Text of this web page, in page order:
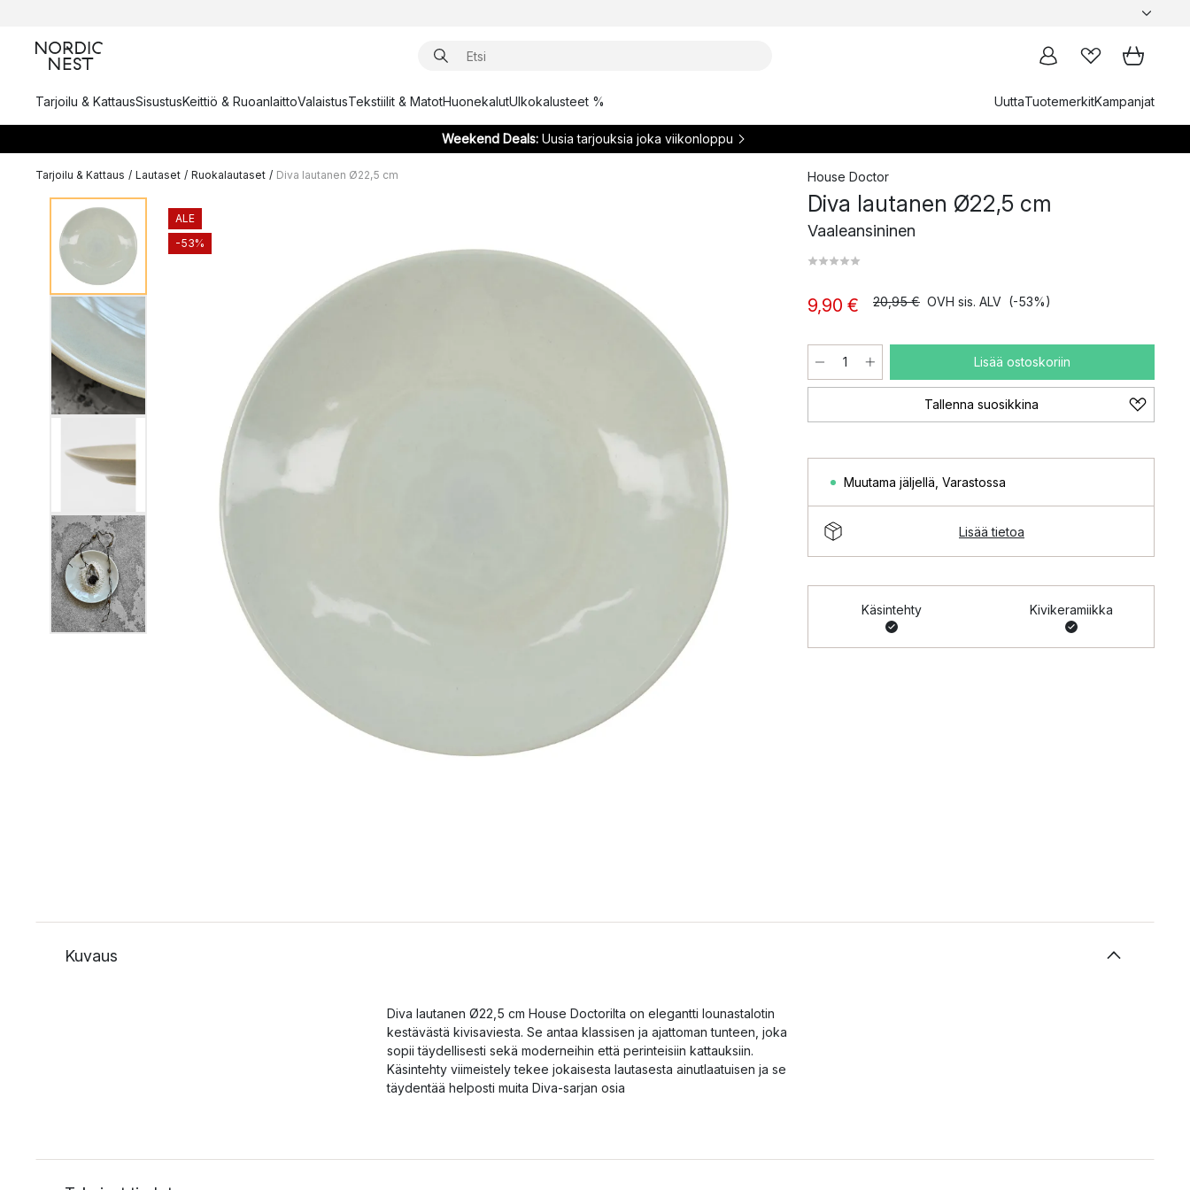
Tarjoilu & KattausSisustusKeittiö & RuoanlaittoValaistusTekstiilit & MatotHuonekalutUlkokalusteet % UuttaTuotemerkitKampanjat
Weekend Deals:Uusia tarjouksia joka viikonloppu
Tarjoilu & Kattaus / Lautaset / Ruokalautaset / Diva lautanen Ø22,5 cm
ALE
-53%
House Doctor
Diva lautanen Ø22,5 cm
Vaaleansininen
9,90 € 20,95 € OVH sis. ALV (-53%)
Lisää ostoskoriin
Tallenna suosikkina
Muutama jäljellä Varastossa
Lisää tietoa
Käsintehty Kivikeramiikka
Kuvaus
Diva lautanen Ø22,5 cm House Doctorilta on elegantti lounastalotin
kestävästä kivisaviesta. Se antaa klassisen ja ajattoman tunteen, joka
sopii täydellisesti sekä moderneihin että perinteisiin kattauksiin.
Käsintehty viimeistely tekee jokaisesta lautasesta ainutlaatuisen ja se
täydentää helposti muita Diva-sarjan osia